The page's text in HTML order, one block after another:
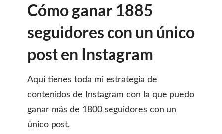
Cómo ganar 1885
seguidores con un único
post en Instagram
Aquí tienes toda mi estrategia de
contenidos de Instagram con la que puedo
ganar más de 1800 seguidores con un
único post.